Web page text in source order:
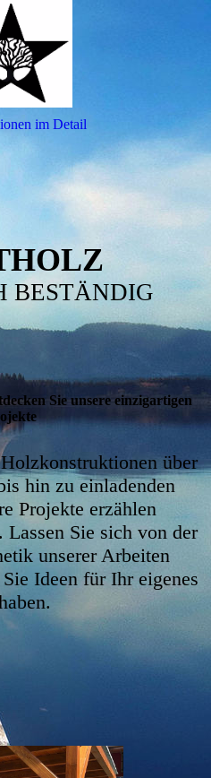
im Detail
BESTÄNDIG
Sie unsere einzigartigen
über
hin zu einladenden
Projekte erzählen
Lassen Sie sich von der
unserer Arbeiten
Ideen für Ihr eigenes